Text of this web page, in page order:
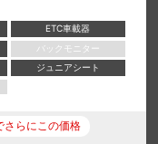
ETC車載器
バックモニター
ジュニアシート
さらにこの価格